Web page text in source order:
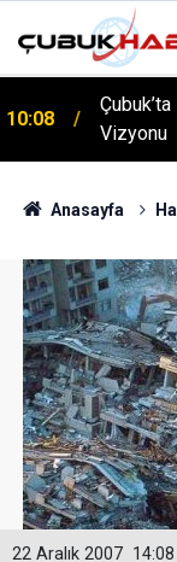
12:06
Anasayfa
14:08
22 Aralık 2007